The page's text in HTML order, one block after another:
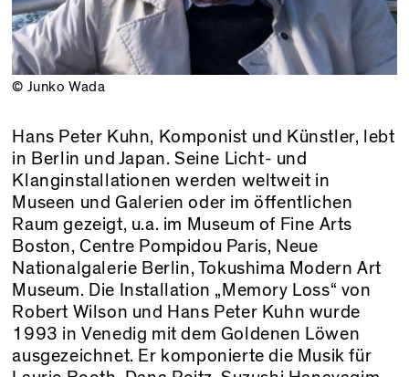
© Junko Wada
Hans Peter Kuhn, Komponist und Künstler, lebt
in Berlin und Japan. Seine Licht- und
Klanginstallationen werden weltweit in
Museen und Galerien oder im öffentlichen
Raum gezeigt, u.a. im Museum of Fine Arts
Boston, Centre Pompidou Paris, Neue
Nationalgalerie Berlin, Tokushima Modern Art
Museum. Die Installation „Memory Loss“ von
Robert Wilson und Hans Peter Kuhn wurde
1993 in Venedig mit dem Goldenen Löwen
ausgezeichnet. Er komponierte die Musik für